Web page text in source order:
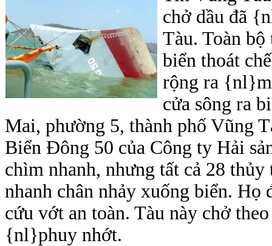
chở dầu đã
Tàu. Toàn
biển thoát
rộng ra
cửa sông ra
Mai, phường 5, thành phố Vũng
Biển Ðông 50 của Công ty Hải
chìm nhanh, nhưng tất cả 28
nhanh chân nhảy xuống biển.
cứu vớt an toàn. Tàu này chở
{nl}phuy nhớt.